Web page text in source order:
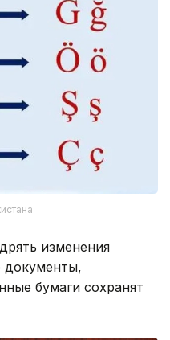
изменения
документы,
бумаги сохранят